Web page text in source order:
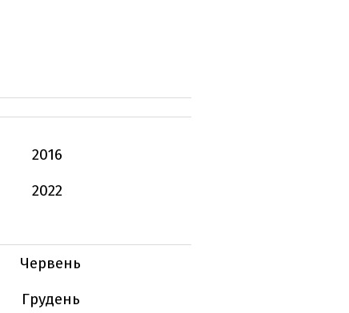
2016
2022
Червень
Грудень